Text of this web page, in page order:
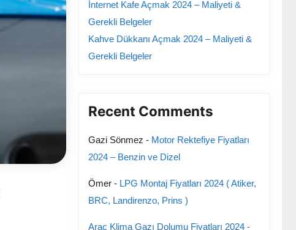
İnternet Kafe Açmak 2024 – Maliyeti &
Gerekli Belgeler
Kahve Dükkanı Açmak 2024 – Maliyeti &
Gerekli Belgeler
Recent Comments
Gazi Sönmez - Motor Rektefiye Fiyatları
2024 – Benzin ve Dizel
Ömer - LPG Montaj Fiyatları 2024 ( Atiker,
BRC, Landirenzo, Prins )
Araç Klima Gazı Dolumu Fiyatları 2024 -